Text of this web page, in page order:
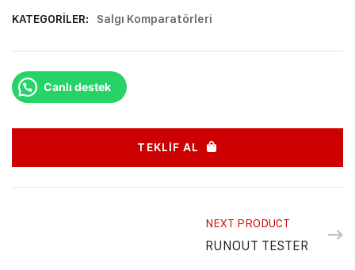
KATEGORILER: Salgı Komparatörleri
Canlı destek
TEKLIF AL
NEXT PRODUCT
RUNOUT TESTER